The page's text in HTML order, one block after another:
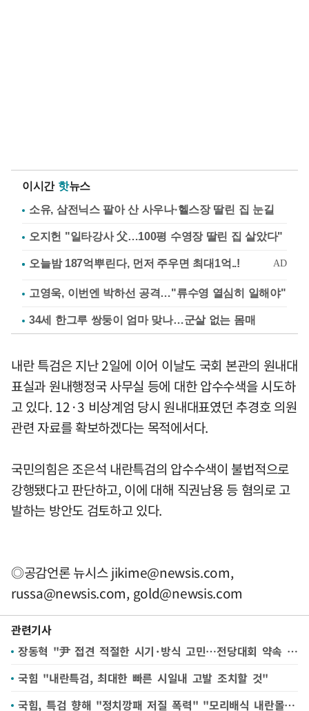
이시간 핫뉴스
소유, 삼전닉스 팔아 산 사우나·헬스장 딸린 집 눈길
오지헌 "일타강사 父…100평 수영장 딸린 집 살았다"
고영욱, 이번엔 박하선 공격…"류수영 열심히 일해야"
34세 한그루 쌍둥이 엄마 맞나…군살 없는 몸매
내란 특검은 지난 2일에 이어 이날도 국회 본관의 원내대
표실과 원내행정국 사무실 등에 대한 압수수색을 시도하
고 있다. 12·3 비상계엄 당시 원내대표였던 추경호 의원
관련 자료를 확보하겠다는 목적에서다.
국민의힘은 조은석 내란특검의 압수수색이 불법적으로
강행됐다고 판단하고, 이에 대해 직권남용 등 혐의로 고
발하는 방안도 검토하고 있다.
◎공감언론 뉴시스jikime@newsis.com,
russa@newsis.com, gold@newsis.com
관련기사
장동혁 "尹 접견 적절한 시기·방식 고민…전당대회 약속 지킬 것"
국힘 "내란특검, 최대한 빠른 시일내 고발 조치할 것"
국힘, 특검 향해 "정치깡패 저질 폭력" "모리배식 내란몰이" 총공세